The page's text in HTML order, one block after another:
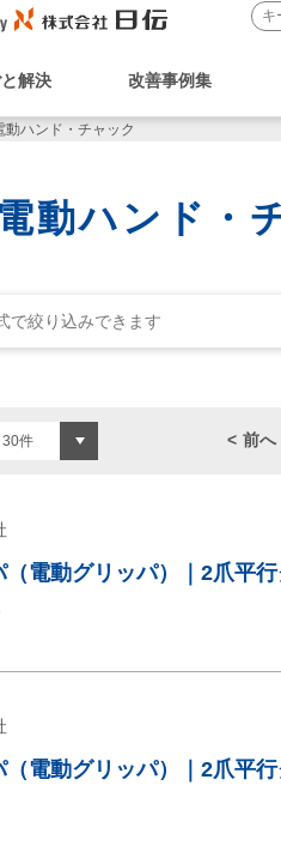
解決 改善事例集
動ハンド・チャック
電動ハンド・
前へ
（電動グリッパ）｜2爪平
（電動グリッパ）｜2爪平